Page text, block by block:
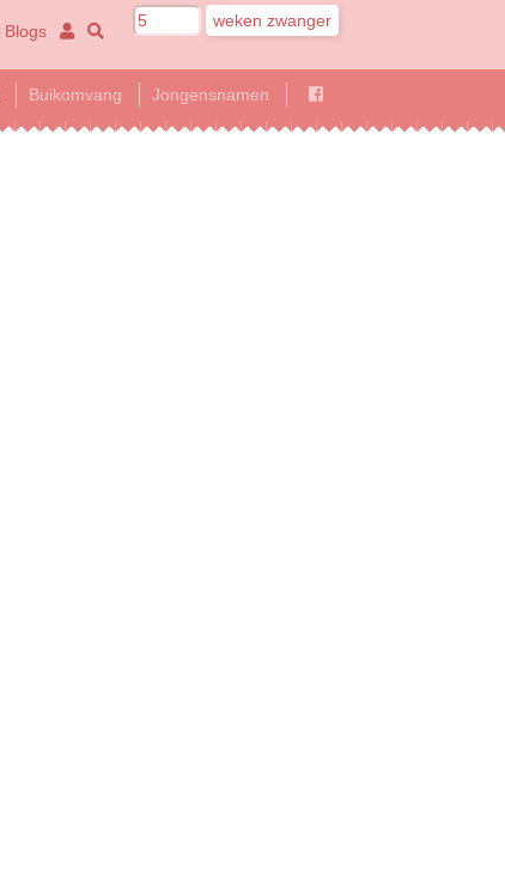
Blogs
Buikomvang Jongensnamen